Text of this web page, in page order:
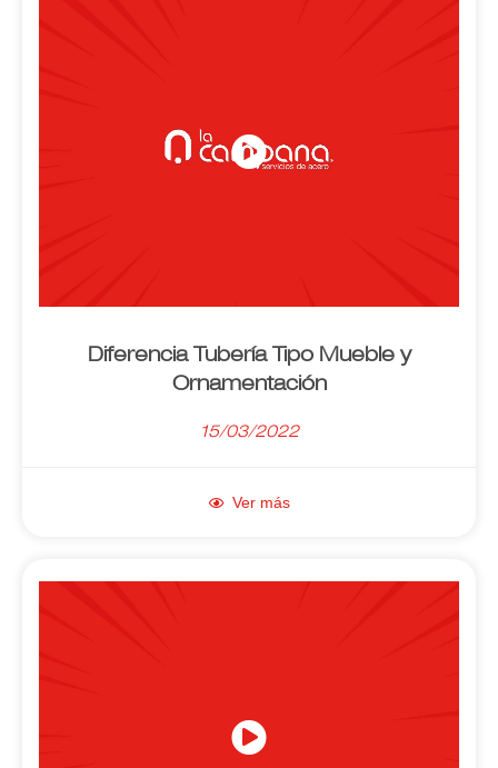
Diferencia Tubería Tipo Mueble y
Ornamentación
15/03/2022
Ver más